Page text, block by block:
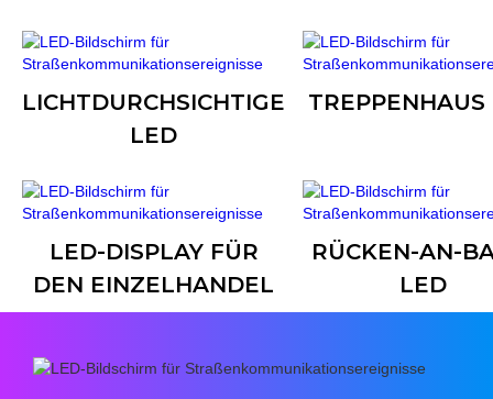
LICHTDURCHSICHTIGE
LED
TREPPENHAUS
LED-DISPLAY FÜR
DEN EINZELHANDEL
RÜCKEN-AN-
LED